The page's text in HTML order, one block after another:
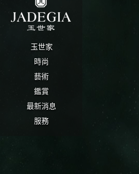
玉世家
時尚
藝術
鑑賞
最新消息
服務